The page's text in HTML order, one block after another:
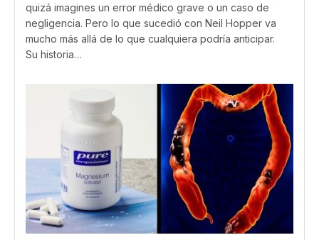
quizá imagines un error médico grave o un caso de
negligencia. Pero lo que sucedió con Neil Hopper va
mucho más allá de lo que cualquiera podría anticipar.
Su historia…